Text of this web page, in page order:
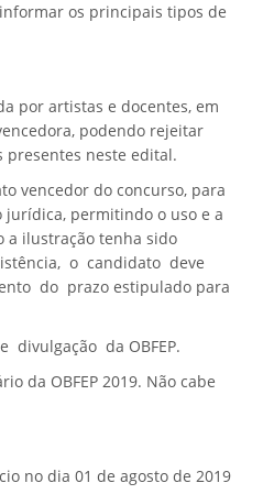
os principais tipos de
por artistas e docentes, em
podendo rejeitar
presentes neste edital.
vencedor do concurso, para
permitindo o uso e a
a ilustração tenha sido
o candidato deve
do prazo estipulado para
da OBFEP.
da OBFEP 2019. Não cabe
no dia 01 de agosto de 2019